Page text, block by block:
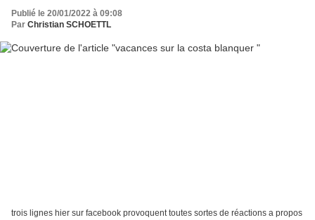
Publié le 20/01/2022 à 09:08
Par Christian SCHOETTL
trois lignes hier sur facebook provoquent toutes sortes de réactions a propos